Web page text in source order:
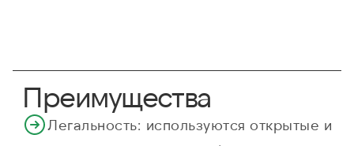
Преимущества
Легальность: используются открытые и